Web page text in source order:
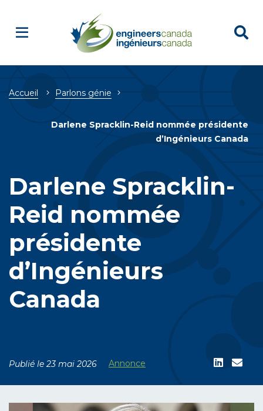
Breadcrumb
Accueil Parlons génie
Darlene Spracklin-Reid nommée présidente
d’Ingénieurs Canada
Darlene Spracklin-
Reid nommée
présidente
d’Ingénieurs
Canada
Publié le 23 mai 2026 Annonce